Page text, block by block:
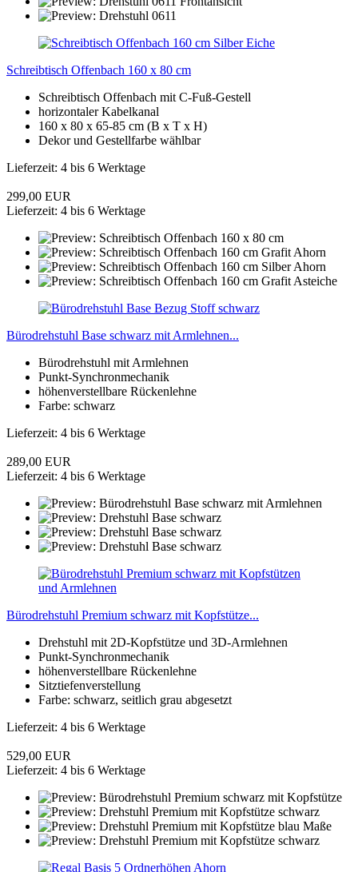
Schreibtisch Offenbach 160 x 80 cm
Schreibtisch Offenbach mit C-Fuß-Gestell
horizontaler Kabelkanal
160 x 80 x 65-85 cm (B x T x H)
Dekor und Gestellfarbe wählbar
Lieferzeit: 4 bis 6 Werktage
299,00 EUR
Lieferzeit: 4 bis 6 Werktage
Bürodrehstuhl Base schwarz mit Armlehnen...
Bürodrehstuhl mit Armlehnen
Punkt-Synchronmechanik
höhenverstellbare Rückenlehne
Farbe: schwarz
Lieferzeit: 4 bis 6 Werktage
289,00 EUR
Lieferzeit: 4 bis 6 Werktage
Bürodrehstuhl Premium schwarz mit Kopfstütze...
Drehstuhl mit 2D-Kopfstütze und 3D-Armlehnen
Punkt-Synchronmechanik
höhenverstellbare Rückenlehne
Sitztiefenverstellung
Farbe: schwarz, seitlich grau abgesetzt
Lieferzeit: 4 bis 6 Werktage
529,00 EUR
Lieferzeit: 4 bis 6 Werktage